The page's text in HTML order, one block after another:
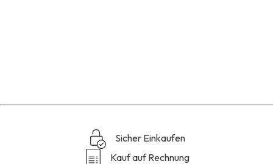
Sicher Einkaufen
Kauf auf Rechnung